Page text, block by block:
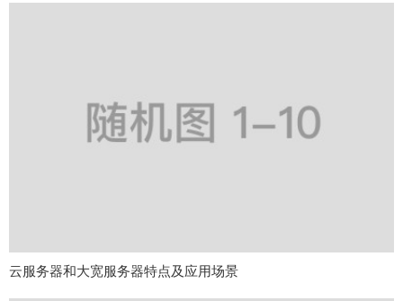
云服务器和大宽服务器特点及应用场景